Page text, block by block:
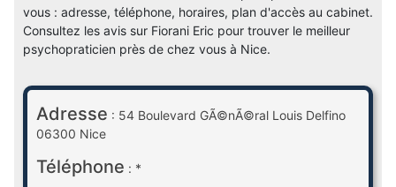
vous : adresse, téléphone, horaires, plan d'accès au cabinet.
Consultez les avis sur Fiorani Eric pour trouver le meilleur
psychopraticien près de chez vous à Nice.
Adresse : 54 Boulevard GÃ©nÃ©ral Louis Delfino
06300 Nice
Téléphone : *